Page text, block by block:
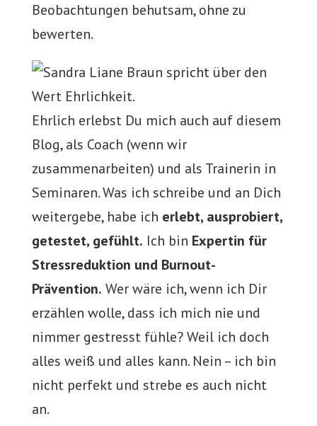
Beobachtungen behutsam, ohne zu
bewerten.
Ehrlich erlebst Du mich auch auf diesem
Blog, als Coach (wenn wir
zusammenarbeiten) und als Trainerin in
Seminaren. Was ich schreibe und an Dich
weitergebe, habe ich erlebt, ausprobiert,
getestet, gefühlt. Ich bin Expertin für
Stressreduktion und Burnout-
Prävention. Wer wäre ich, wenn ich Dir
erzählen wolle, dass ich mich nie und
nimmer gestresst fühle? Weil ich doch
alles weiß und alles kann. Nein – ich bin
nicht perfekt und strebe es auch nicht
an.